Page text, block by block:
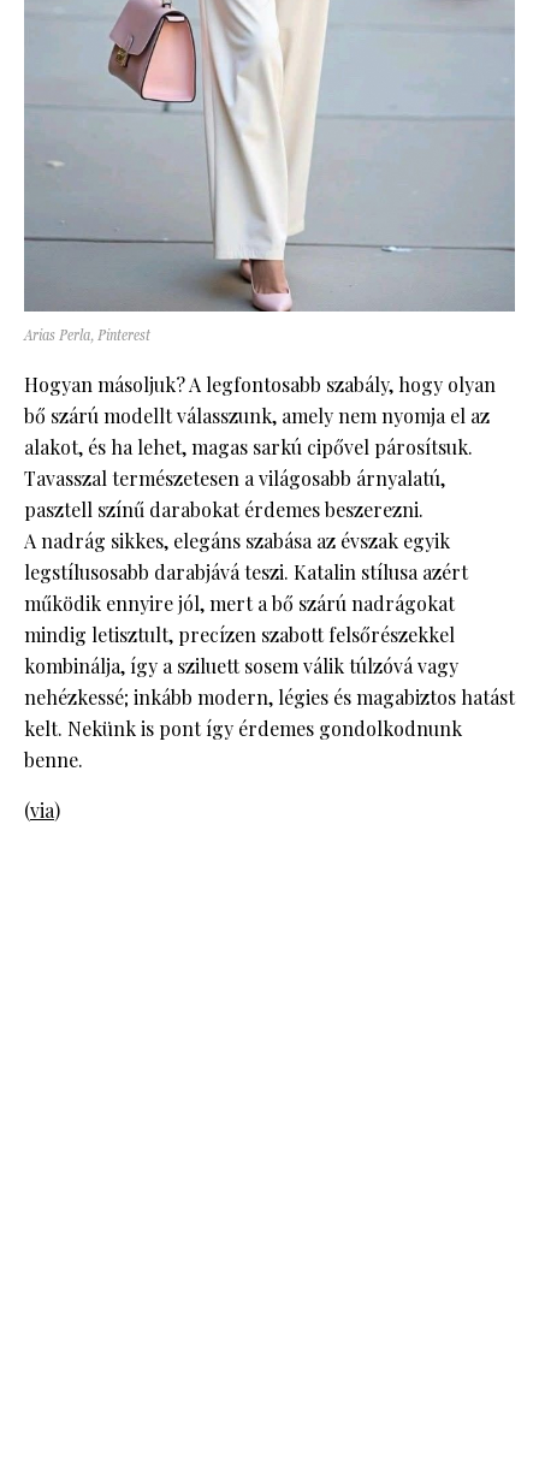
Arias Perla, Pinterest
Hogyan másoljuk? A legfontosabb szabály, hogy olyan
bő szárú modellt válasszunk, amely nem nyomja el az
alakot, és ha lehet, magas sarkú cipővel párosítsuk.
Tavasszal természetesen a világosabb árnyalatú,
pasztell színű darabokat érdemes beszerezni.
A nadrág sikkes, elegáns szabása az évszak egyik
legstílusosabb darabjává teszi. Katalin stílusa azért
működik ennyire jól, mert a bő szárú nadrágokat
mindig letisztult, precízen szabott felsőrészekkel
kombinálja, így a sziluett sosem válik túlzóvá vagy
nehézkessé; inkább modern, légies és magabiztos hatást
kelt. Nekünk is pont így érdemes gondolkodnunk
benne.
(via)